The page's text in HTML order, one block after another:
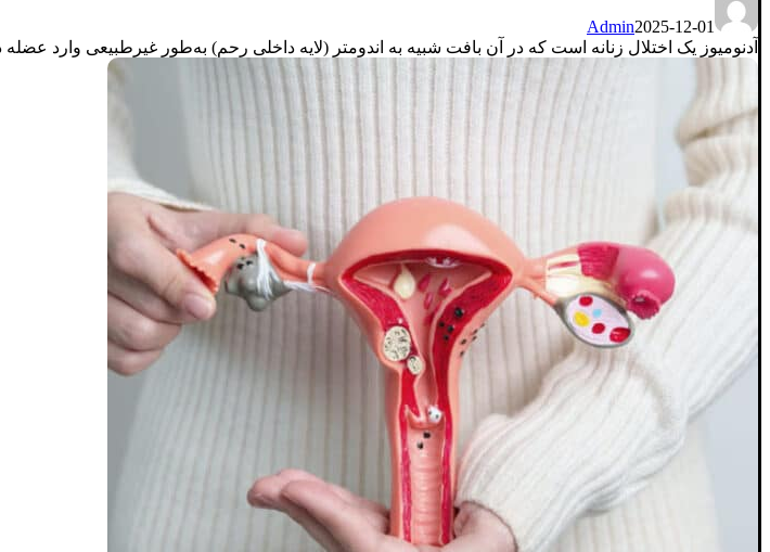
Admin2025-12-01
آدنومیوز یک اختلال زنانه است که در آن بافت شبیه به اندومتر (لایه داخلی رحم) به‌طور غیرطبیعی وارد عضله